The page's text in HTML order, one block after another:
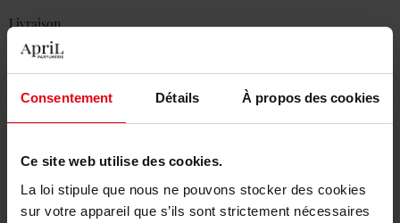
Consentement Détails À propos des cookies
Ce site web utilise des cookies.
La loi stipule que nous ne pouvons stocker des cookies
sur votre appareil que s’ils sont strictement nécessaires
Livraison
Cet article n'est plus disponible pour le moment
Retour gratuit dans votre magasin